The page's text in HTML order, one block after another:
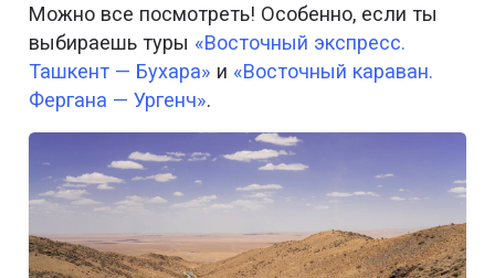
Можно все посмотреть! Особенно, если ты
выбираешь туры «Восточный экспресс.
Ташкент — Бухара» и «Восточный караван.
Фергана — Ургенч».